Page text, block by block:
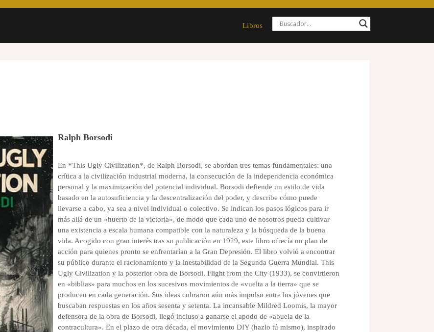
Libros
Ralph Borsodi
En *This Ugly Civilization*, de Ralph Borsodi, se abordan tres temas fundamentales: una
crítica a la civilización industrial moderna, la consecución de la independencia económica
personal y la maximización del potencial individual. Borsodi defiende un estilo de vida
basado en la autosuficiencia y la descentralización del poder, y describe cómo puede
llevarse a cabo, ya sea a nivel individual o colectivo. Se indican los pasos lógicos para ir
más allá de un «huerto de la victoria», de modo que cada uno de nosotros pueda cultivar
una existencia a escala humana compatible con la naturaleza y la búsqueda de la buena
vida. Acogido con gran interés tras su publicación en 1929, este libro ofrecía un plan de
acción para quienes pronto se enfrentarían a la Gran Depresión. El libro volvió a encontrar
su público durante el racionamiento y la inestabilidad de la Segunda Guerra Mundial. This
Ugly Civilization y la posterior obra de Borsodi, Flight from the City (1933), se convirtieron
en «biblias» para muchos en los sucesivos movimientos de «vuelta a la tierra» que se
producen en cada generación. Sus ideas cobraron aún más impulso entre los jóvenes que
buscaban respuestas en los años sesenta y setenta. La incansable Mildred Loomis, la mayor
defensora de la obra de Borsodi, llegó incluso a ganarse el apodo de «abuela de la
contracultura». En el plazo de otra década, el movimiento DIY (hazlo tú mismo), inspirado